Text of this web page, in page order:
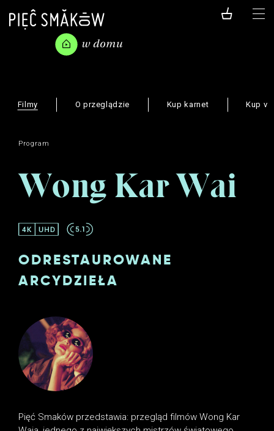
Program
Wong Kar Wai
ODRESTAUROWANE
ARCYDZIEŁA
Pięć Smaków przedstawia: przegląd filmów Wong Kar
Filmy O przeglądzie Kup karnet Kup